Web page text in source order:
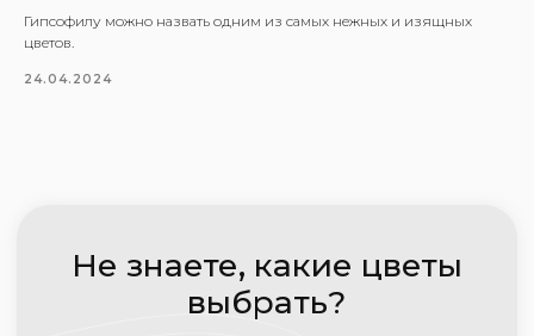
Гипсофилу можно назвать одним из самых нежных и изящных
цветов.
24.04.2024